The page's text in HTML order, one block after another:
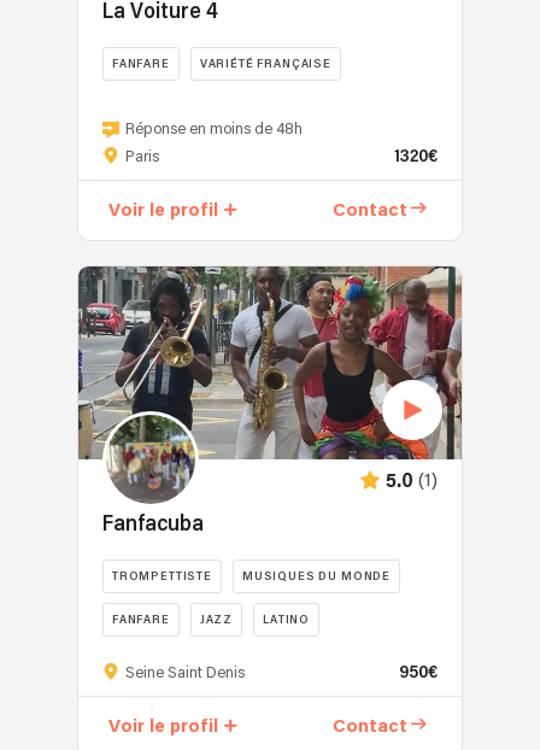
La Voiture 4
FANFARE VARIÉTÉ FRANÇAISE
Réponse en moins de 48h
Paris
1320€
Voir le profil Contact
5.0 (1)
Fanfacuba
TROMPETTISTE MUSIQUES DU MONDE
FANFARE JAZZ LATINO
Seine Saint Denis 950€
Voir le profil Contact